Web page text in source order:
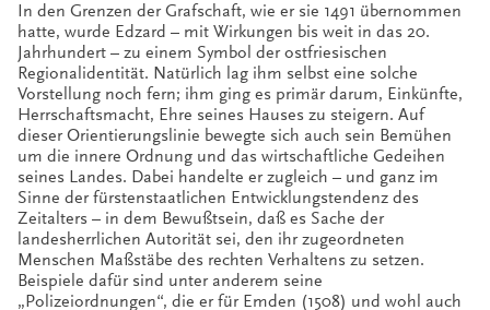
In den Grenzen der Grafschaft, wie er sie 1491 übernommen
hatte, wurde Edzard – mit Wirkungen bis weit in das 20.
Jahrhundert – zu einem Symbol der ostfriesischen
Regionalidentität. Natürlich lag ihm selbst eine solche
Vorstellung noch fern; ihm ging es primär darum, Einkünfte,
Herrschaftsmacht, Ehre seines Hauses zu steigern. Auf
dieser Orientierungslinie bewegte sich auch sein Bemühen
um die innere Ordnung und das wirtschaftliche Gedeihen
seines Landes. Dabei handelte er zugleich – und ganz im
Sinne der fürstenstaatlichen Entwicklungstendenz des
Zeitalters – in dem Bewußtsein, daß es Sache der
landesherrlichen Autorität sei, den ihr zugeordneten
Menschen Maßstäbe des rechten Verhaltens zu setzen.
Beispiele dafür sind unter anderem seine
„Polizeiordnungen“, die er für Emden (1508) und wohl auch